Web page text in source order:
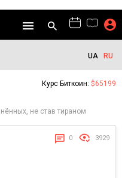
UA RU
Курс Биткоин: $65199
не став тираном
0 3929